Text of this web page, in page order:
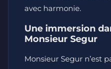
avec harmonie.
Une immersion
Monsieur Segur
Monsieur Segur n’est